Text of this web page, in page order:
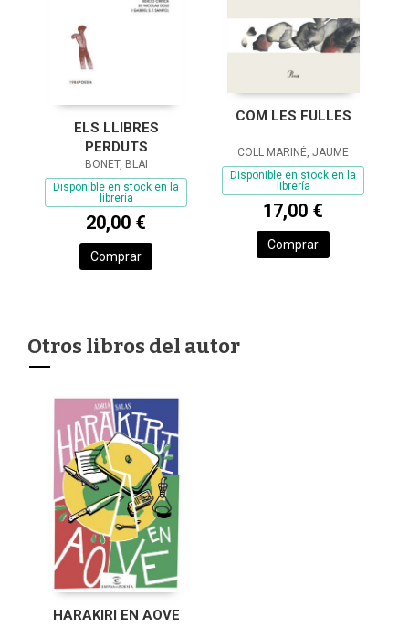
ELS LLIBRES
PERDUTS
BONET, BLAI
Disponible en stock en la
librería
20,00 €
Comprar
COM LES FULLES
COLL MARINÉ, JAUME
Disponible en stock en la
librería
17,00 €
Comprar
Otros libros del autor
HARAKIRI EN AOVE